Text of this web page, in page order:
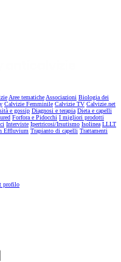
Aree tematicheAssociazioni Biologia dei
Calvizie Femminile Calvizie TV Calvizie.net
e gossip Diagnosi e terapia Dieta e capelli
Forfora e Pidocchi I migliori prodotti
Interviste Ipertricosi/Irsutismo Isolinea LLLT
Effluvium Trapianto di capelli Trattamenti
profilo